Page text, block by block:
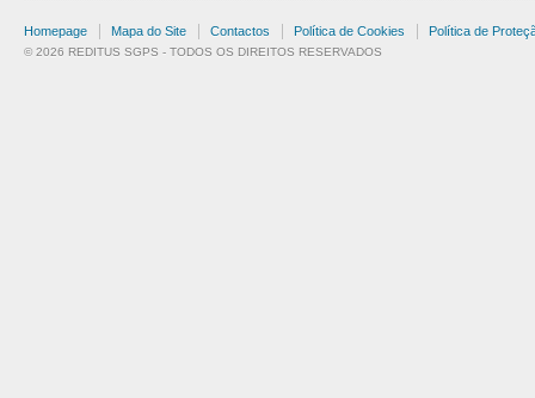
Homepage Mapa do Site Contactos Política de Cookies Política de
© 2026 REDITUS SGPS - TODOS OS DIREITOS RESERVADOS